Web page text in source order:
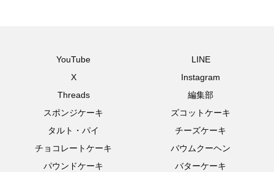
YouTube
LINE
X
Instagram
Threads
編集部
スポンジケーキ
ズコットケーキ
タルト・パイ
チーズケーキ
チョコレートケーキ
バウムクーヘン
パウンドケーキ
バターケーキ